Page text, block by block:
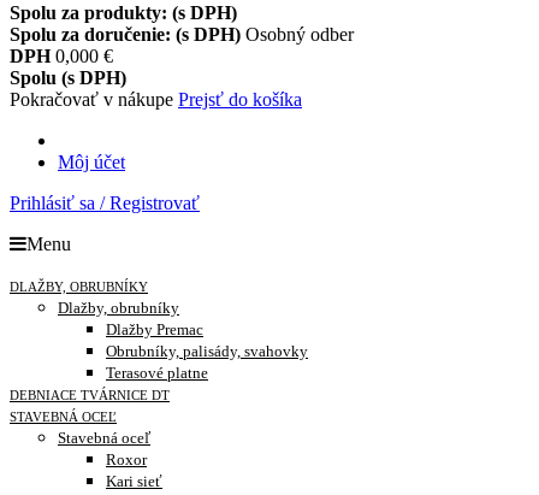
Spolu za produkty: (s DPH)
Spolu za doručenie: (s DPH) Osobný odber
DPH 0,000 €
Spolu (s DPH)
Pokračovať v nákupe Prejsť do košíka
Môj účet
Prihlásiť sa / Registrovať
Menu
DLAŽBY, OBRUBNÍKY
Dlažby, obrubníky
Dlažby Premac
Obrubníky, palisády, svahovky
Terasové platne
DEBNIACE TVÁRNICE DT
STAVEBNÁ OCEĽ
Stavebná oceľ
Roxor
Kari sieť